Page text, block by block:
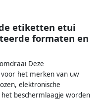
etiketten etui
formaten en
Deze
het merken van uw
elektronische
beschermlaagje worden